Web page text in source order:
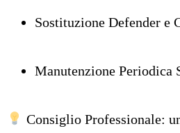
Sostituzione Defender e
Manutenzione Periodica
Consiglio Professionale: